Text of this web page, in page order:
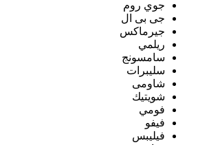
جوي روم
جى بى ال
جيرماكس
ريلمي
سامسونج
سليبرات
شاومى
شويتيك
فومي
فيفو
فيليبس